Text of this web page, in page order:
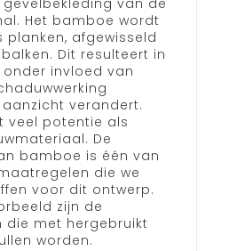
van de
Het bamboe wordt
afgewisseld
Dit resulteert in
invloed van
verandert.
veel potentie als
De
bamboe is één van
die we
voor dit ontwerp.
zijn de
die met hergebruikt
worden.